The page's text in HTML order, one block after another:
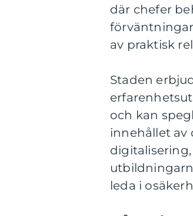
där chefer
av praktisk
Staden
och kan
innehållet av
leda i